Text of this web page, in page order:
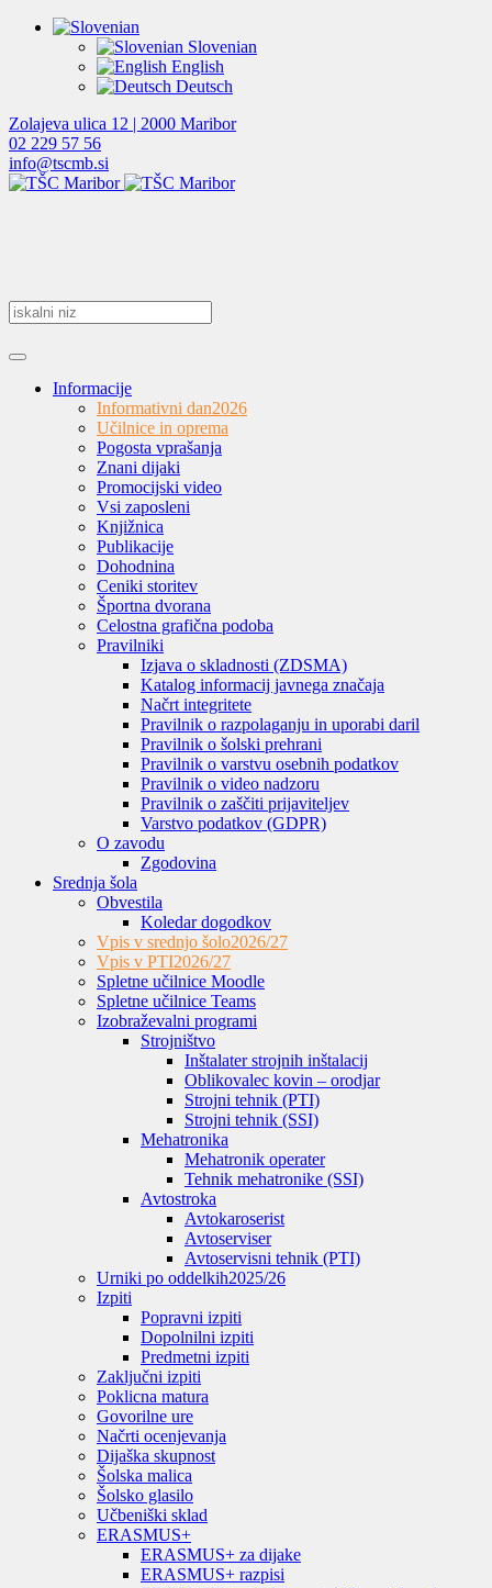
Slovenian
English
Deutsch
Zolajeva ulica 12 | 2000 Maribor
02 229 57 56
info@tscmb.si
Informacije
Informativni dan2026
Učilnice in oprema
Pogosta vprašanja
Znani dijaki
Promocijski video
Vsi zaposleni
Knjižnica
Publikacije
Dohodnina
Ceniki storitev
Športna dvorana
Celostna grafična podoba
Pravilniki
Izjava o skladnosti (ZDSMA)
Katalog informacij javnega značaja
Načrt integritete
Pravilnik o razpolaganju in uporabi daril
Pravilnik o šolski prehrani
Pravilnik o varstvu osebnih podatkov
Pravilnik o video nadzoru
Pravilnik o zaščiti prijaviteljev
Varstvo podatkov (GDPR)
O zavodu
Zgodovina
Srednja šola
Obvestila
Koledar dogodkov
Vpis v srednjo šolo2026/27
Vpis v PTI2026/27
Spletne učilnice Moodle
Spletne učilnice Teams
Izobraževalni programi
Strojništvo
Inštalater strojnih inštalacij
Oblikovalec kovin – orodjar
Strojni tehnik (PTI)
Strojni tehnik (SSI)
Mehatronika
Mehatronik operater
Tehnik mehatronike (SSI)
Avtostroka
Avtokaroserist
Avtoserviser
Avtoservisni tehnik (PTI)
Urniki po oddelkih2025/26
Izpiti
Popravni izpiti
Dopolnilni izpiti
Predmetni izpiti
Zaključni izpiti
Poklicna matura
Govorilne ure
Načrti ocenjevanja
Dijaška skupnost
Šolska malica
Šolsko glasilo
Učbeniški sklad
ERASMUS+
ERASMUS+ za dijake
ERASMUS+ razpisi